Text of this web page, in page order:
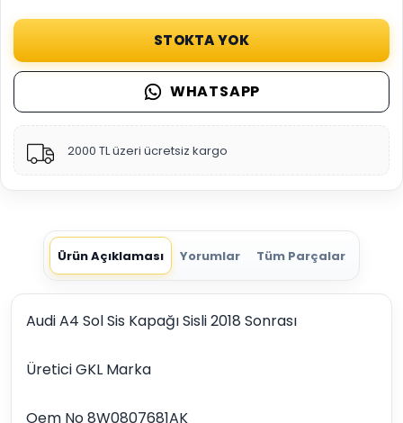
STOKTA YOK
WHATSAPP
2000 TL üzeri ücretsiz kargo
Ürün Açıklaması Yorumlar Tüm Parçalar
Audi A4 Sol Sis Kapağı Sisli 2018 Sonrası
Üretici GKL Marka
Oem No 8W0807681AK